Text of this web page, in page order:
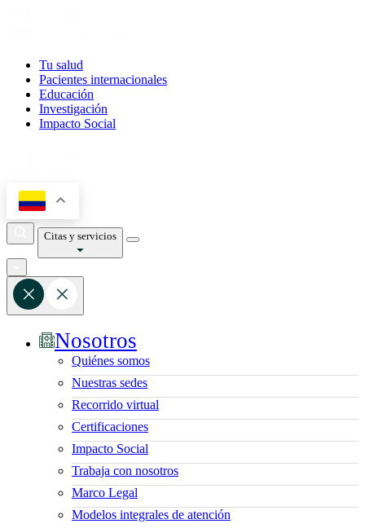
Tu salud
Pacientes internacionales
Educación
Investigación
Impacto Social
Citas y servicios
Nosotros
Quiénes somos
Nuestras sedes
Recorrido virtual
Certificaciones
Impacto Social
Trabaja con nosotros
Marco Legal
Modelos integrales de atención